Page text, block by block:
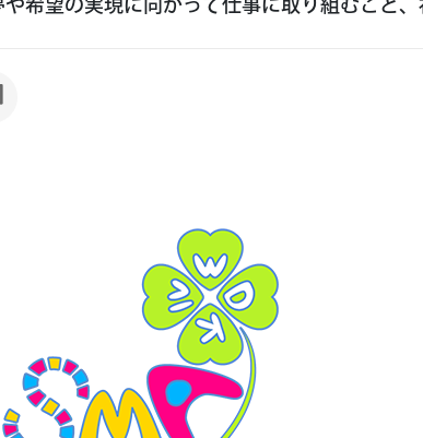
希望の実現に向かって仕事に取り組むこと